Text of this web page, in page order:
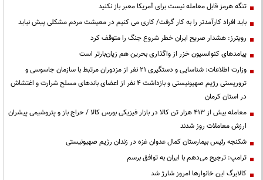
تنگه هرمز قابل معامله نیست برای آمریکا معبر باز نکنید
باید افراد کارآمدتر را به کار گرفت/ کاری می کنیم در معیشت مردم مشکلی پیش نیاید
رویترز: هشدار صریح ایران خطر شروع جنگ را متوقف کرد
پیامدهای کنوانسیون خزر از واگذاری بحرین هم زیان‌بارتر است
وزارت اطلاعات: شناسایی و دستگیری ۲۱ نفر از مزدوران مرتبط با سازمان جاسوسی و
تروریستی رژیم صهیونیستی و بازداشت ۴ نفر از اعضای باندهای مسلح شرارت و اغتشاش
در استان کرمان
معامله بیش از ۴۱۳ هزار تن کالا در بازار فیزیکی بورس کالا / حراج باز و پتروشیمی پیشران
ارزش معاملات روز شدند
شکنجه رئیس بیمارستان کمال عدوان غزه در زندان رژیم صهیونیستی
ترامپ: ترجیح می‌دهم با ایران به توافق برسم
کالابرگ این خانوارها امروز شارژ شد